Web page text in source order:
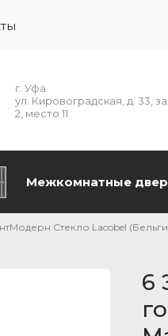
г. Уфа
ул. Кировоградская, д. 33,
2, место 11
Межкомнатные
Стекло Lacobel
6